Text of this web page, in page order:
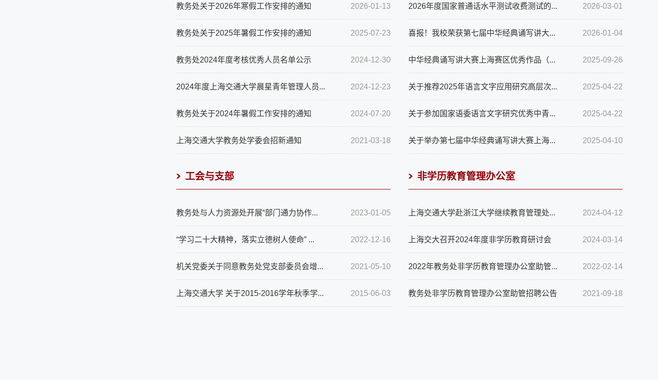
2026-01-13
教务处关于2026年寒假工作安排的通知
2025-07-23
教务处关于2025年暑假工作安排的通知
2024-12-30
教务处2024年度考核优秀人员名单公示
2024-12-23
2024年度上海交通大学晨星青年管理人员...
2024-07-20
教务处关于2024年暑假工作安排的通知
2021-03-18
上海交通大学教务处学委会招新通知
2026-03-01
2026年度国家普通话水平测试收费测试的...
2026-01-04
喜报！我校荣获第七届中华经典诵写讲大...
2025-09-26
中华经典诵写讲大赛上海赛区优秀作品（...
2025-04-22
关于推荐2025年语言文字应用研究高层次...
2025-04-22
关于参加国家语委语言文字研究优秀中青...
2025-04-10
关于举办第七届中华经典诵写讲大赛上海...
工会与支部
2023-01-05
教务处与人力资源处开展“部门通力协作...
2022-12-16
“学习二十大精神，落实立德树人使命” ...
2021-05-10
机关党委关于同意教务处党支部委员会增...
2015-06-03
上海交通大学 关于2015-2016学年秋季学...
非学历教育管理办公室
2024-04-12
上海交通大学赴浙江大学继续教育管理处...
2024-03-14
上海交大召开2024年度非学历教育研讨会
2022-02-14
2022年教务处非学历教育管理办公室助管...
2021-09-18
教务处非学历教育管理办公室助管招聘公告